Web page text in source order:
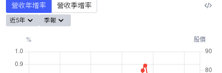
營收年增率 營收季增率
近5年 季報